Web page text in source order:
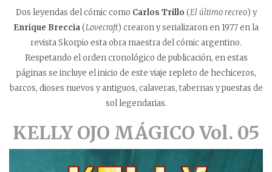
Dos leyendas del cómic como Carlos Trillo (El último recreo) y
Enrique Breccia(Lovecraft) crearon y serializaron en 1977 en la
revista Skorpio esta obra maestra del cómic argentino.
Respetando el orden cronológico de publicación, en estas
páginas se incluye el inicio de este viaje repleto de hechiceros,
barcos, dioses nuevos y antiguos, calaveras, tabernas y puestas de
sol legendarias.
KELLY OJO MÁGICO Vol. 05